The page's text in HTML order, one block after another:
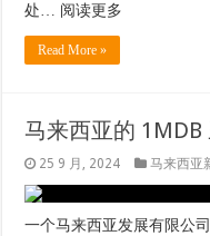
处… 阅读更多
Read More »
马来西亚的 1MDB
25 9 月, 2024 马来西亚
一个马来西亚发展有限公